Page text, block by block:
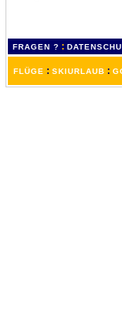
FRAGEN ? :
FLÜGE : SKIURLAUB :